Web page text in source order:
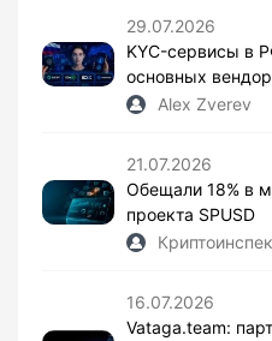
29.07.2026
KYC-сервисы в
основных
Alex Zverev
21.07.2026
Обещали 18% в
проекта SPUSD
16.07.2026
Vataga.team: